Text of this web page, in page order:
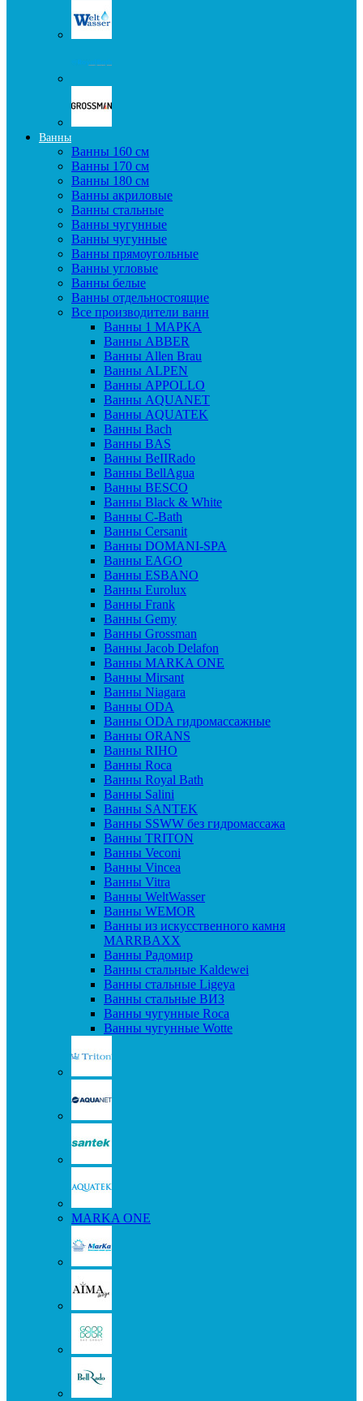
Ванны
Ванны 160 см
Ванны 170 см
Ванны 180 см
Ванны акриловые
Ванны стальные
Ванны чугунные
Ванны чугунные
Ванны прямоугольные
Ванны угловые
Ванны белые
Ванны отдельностоящие
Все производители ванн
Ванны 1 МАРКА
Ванны ABBER
Ванны Allen Brau
Ванны ALPEN
Ванны APPOLLO
Ванны AQUANET
Ванны AQUATEK
Ванны Bach
Ванны BAS
Ванны BeIIRado
Ванны BellAgua
Ванны BESCO
Ванны Black & White
Ванны C-Bath
Ванны Cersanit
Ванны DOMANI-SPA
Ванны EAGO
Ванны ESBANO
Ванны Eurolux
Ванны Frank
Ванны Gemy
Ванны Grossman
Ванны Jacob Delafon
Ванны MARKA ONE
Ванны Mirsant
Ванны Niagara
Ванны ODA
Ванны ODA гидромассажные
Ванны ORANS
Ванны RIHO
Ванны Roca
Ванны Royal Bath
Ванны Salini
Ванны SANTEK
Ванны SSWW без гидромассажа
Ванны TRITON
Ванны Veconi
Ванны Vincea
Ванны Vitra
Ванны WeltWasser
Ванны WEMOR
Ванны из искусственного камня
MARRBAXX
Ванны Радомир
Ванны стальные Kaldewei
Ванны стальные Ligeya
Ванны стальные ВИЗ
Ванны чугунные Roca
Ванны чугунные Wotte
MARKA ONE